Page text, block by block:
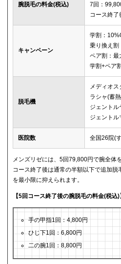
腕脱毛の料金(税込)
7回：
コース終了
キャンペーン
学割：
乗り換え割
ペア割：最
学割+ペア
脱毛機
メディオ
ラシャ(蓄
ジェントル
ジェントル
医院数 全国26院(
メンズリゼには、5回79,800円で腕全体
コース終了後は通常の半額以下で追加
を最小限に抑えられます。
【5回コース終了後の腕脱毛の料金(税込)
手の甲指1回：4,800円
ひじ下1回：6,800円
二の腕1回：8,800円